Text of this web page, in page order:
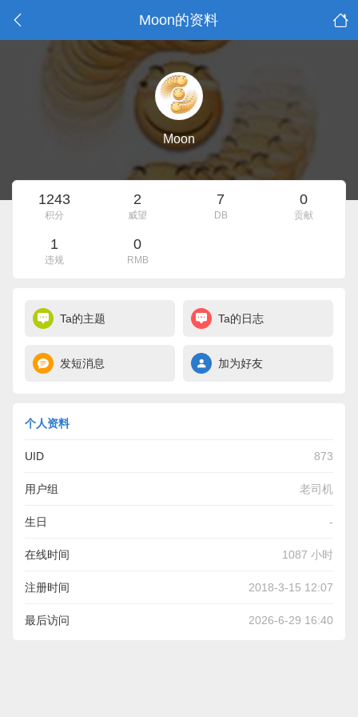
Moon的资料
Moon
1243
积分
2
威望
7
DB
0
贡献
1
违规
0
RMB
Ta的主题 Ta的日志
发短消息 加为好友
个人资料
UID 873
用户组 老司机
生日 -
在线时间 1087 小时
注册时间 2018-3-15 12:07
最后访问 2026-6-29 16:40